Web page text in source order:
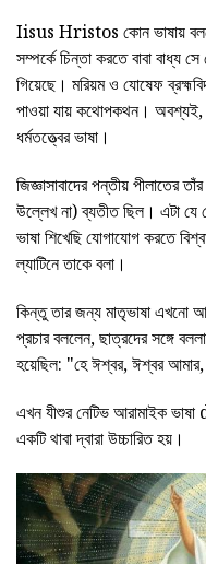
Iisus Hristos কোন ভাষায়
সম্পর্কে চিন্তা করতে বাবা বাধ্য
গিয়েছে। মরিয়ম ও যোষেফ
পাওয়া যায় কথোপকথন। অবশ্যই,
ধর্মতত্ত্বের ভাষা।
জিজ্ঞাসাবাদের পন্তীয় পীলাতের
উল্লেখ না) ব্যতীত ছিল। এটা যে
ভাষা শিখেছি যোগাযোগ করতে
ল্যাটিনে তাকে বলা।
কিন্তু তার জন্য মাতৃভাষা এখনো
প্রচার বললেন, ছাত্রদের সঙ্গে
হয়েছিল: "হে ঈশ্বর, ঈশ্বর
এখন যীশুর নেটিভ আরামাইক
একটি থাবা দ্বারা উচ্চারিত হয়।